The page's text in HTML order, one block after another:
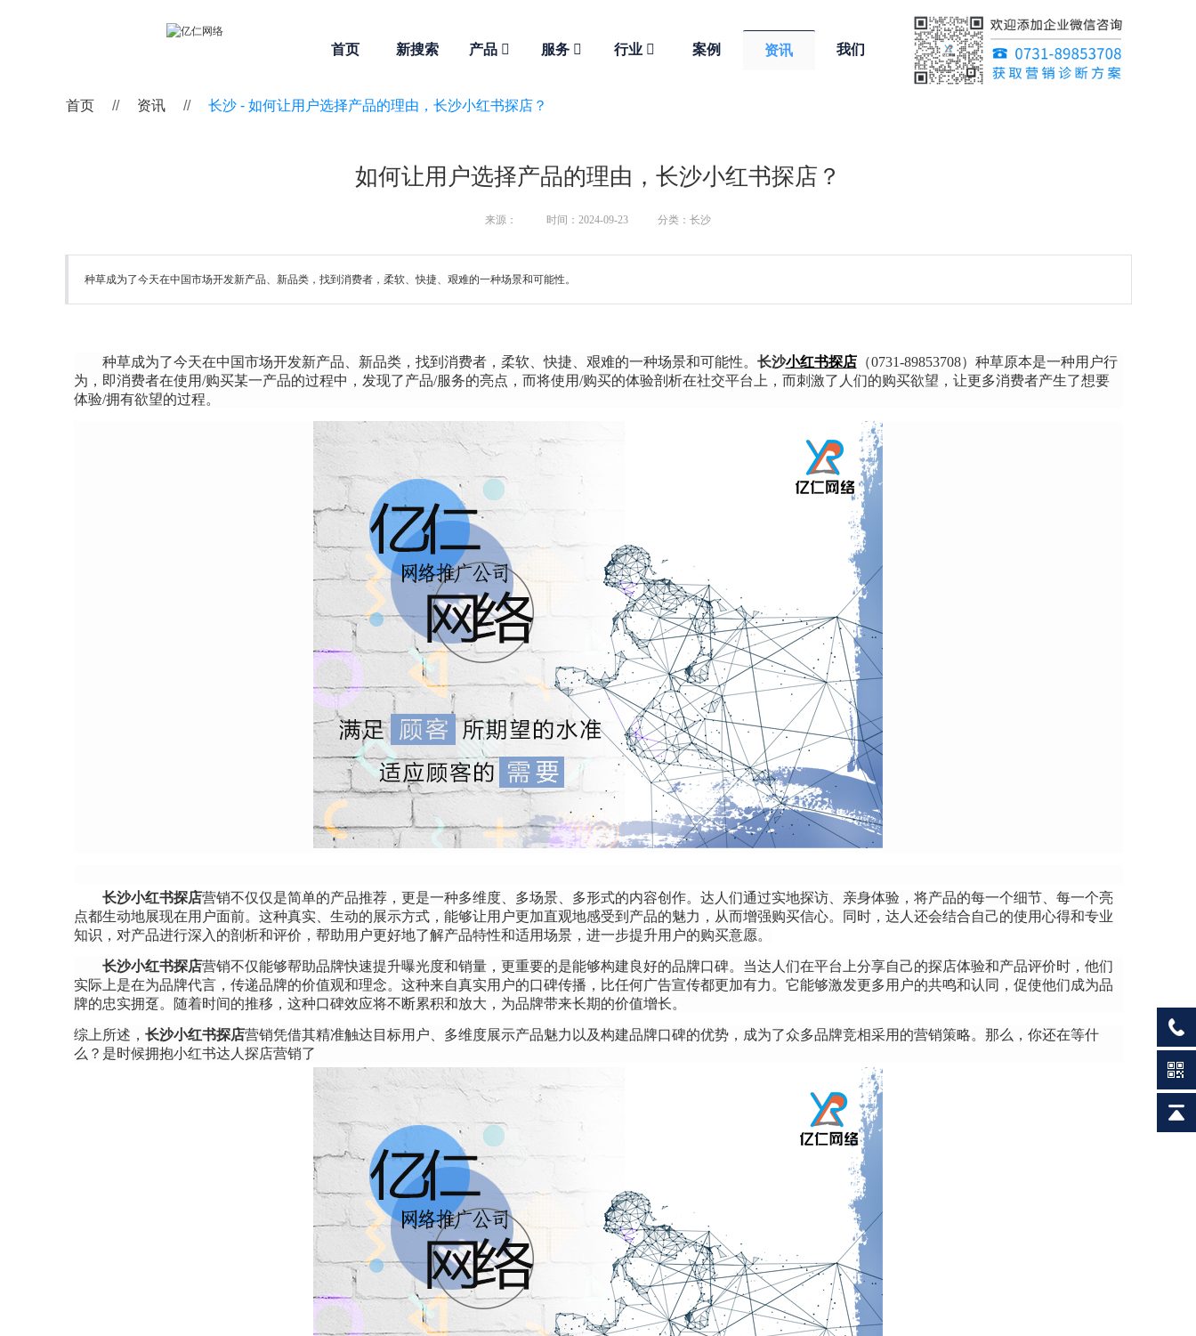
首页 新搜索 产品 服务 行业 案例 资讯 我们
如何让用户选择产品的理由，长沙小红书探店？
来源： 时间：2024-09-23 分类：长沙
种草成为了今天在中国市场开发新产品、新品类，找到消费者，柔软、快捷、艰难的一种场景和可能性。
种草成为了今天在中国市场开发新产品、新品类，找到消费者，柔软、快捷、艰难的一种场景和可能性。 长沙小红书探店（0731-89853708） 种草原本是一种用户行
为，即消费者在使用/购买某一产品的过程中，发现了产品/服务的亮点，而将使用/购买的体验剖析在社交平台上，而刺激了人们的购买欲望，让更多消费者产生了想要
体验/拥有欲望的过程。
长沙小红书探店营销不仅仅是简单的产品推荐，更是一种多维度、多场景、多形式的内容创作。达人们通过实地探访、亲身体验，将产品的每一个细节、每一个亮
点都生动地展现在用户面前。这种真实、生动的展示方式，能够让用户更加直观地感受到产品的魅力，从而增强购买信心。同时，达人还会结合自己的使用心得和专业
知识，对产品进行深入的剖析和评价，帮助用户更好地了解产品特性和适用场景，进一步提升用户的购买意愿。
长沙小红书探店营销不仅能够帮助品牌快速提升曝光度和销量，更重要的是能够构建良好的品牌口碑。当达人们在平台上分享自己的探店体验和产品评价时，他们
实际上是在为品牌代言，传递品牌的价值观和理念。这种来自真实用户的口碑传播，比任何广告宣传都更加有力。它能够激发更多用户的共鸣和认同，促使他们成为品
牌的忠实拥趸。随着时间的推移，这种口碑效应将不断累积和放大，为品牌带来长期的价值增长。
综上所述， 长沙小红书探店营销凭借其精准触达目标用户、多维度展示产品魅力以及构建品牌口碑的优势，成为了众多品牌竞相采用的营销策略。那么，你还在等什
么？是时候拥抱小红书达人探店营销了
首页 // 资讯 // 长沙 - 如何让用户选择产品的理由，长沙小红书探店？